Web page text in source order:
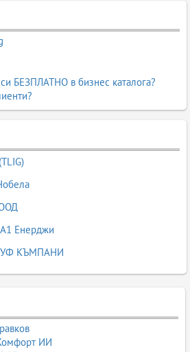
БЕЗПЛАТНО в бизнес каталога?
Енерджи
КЪМПАНИ
ИИ